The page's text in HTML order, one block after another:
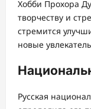
Хобби Прохора
творчеству и
стремится
новые
Русская